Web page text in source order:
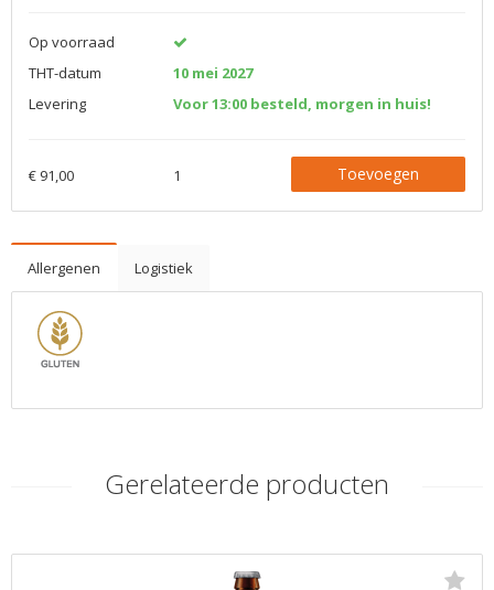
Op voorraad
THT-datum
10 mei 2027
Levering
Voor 13:00 besteld, morgen in huis!
€ 91,00 1 Toevoegen
Allergenen Logistiek
Gerelateerde producten